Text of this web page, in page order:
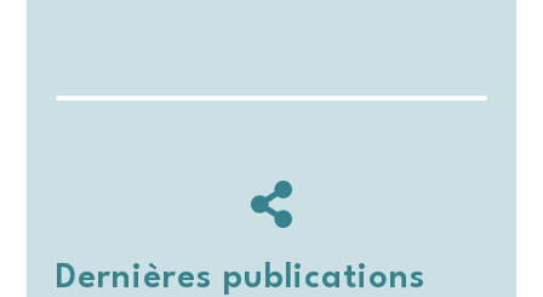
Dernières publications